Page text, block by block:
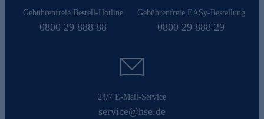
Gebührenfreie Bestell-Hotline
0800 29 888 88
Gebührenfreie EASy-Bestellung
0800 29 888 29
24/7 E-Mail-Service
service@hse.de